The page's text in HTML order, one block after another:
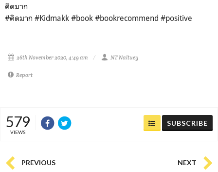
คิดมาก
#คิดมาก #Kidmakk #book #bookrecommend #positive
26th November 2020, 4:49 am NT Naituey
Report
579
VIEWS
SUBSCRIBE
PREVIOUS NEXT